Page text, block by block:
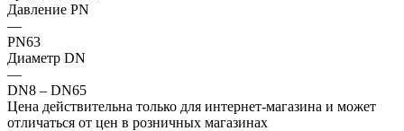
Давление PN
—
PN63
Диаметр DN
—
DN8 – DN65
Цена действительна только для интернет-магазина и может
отличаться от цен в розничных магазинах